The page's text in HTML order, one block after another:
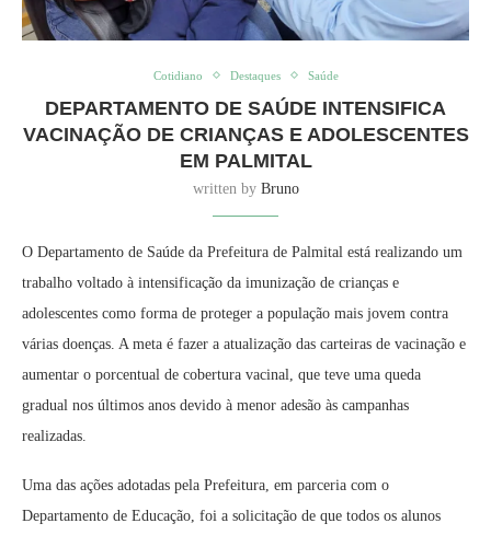
Cotidiano Destaques Saúde
DEPARTAMENTO DE SAÚDE INTENSIFICA
VACINAÇÃO DE CRIANÇAS E ADOLESCENTES
EM PALMITAL
written by Bruno
O Departamento de Saúde da Prefeitura de Palmital está realizando um
trabalho voltado à intensificação da imunização de crianças e
adolescentes como forma de proteger a população mais jovem contra
várias doenças. A meta é fazer a atualização das carteiras de vacinação e
aumentar o porcentual de cobertura vacinal, que teve uma queda
gradual nos últimos anos devido à menor adesão às campanhas
realizadas.
Uma das ações adotadas pela Prefeitura, em parceria com o
Departamento de Educação, foi a solicitação de que todos os alunos